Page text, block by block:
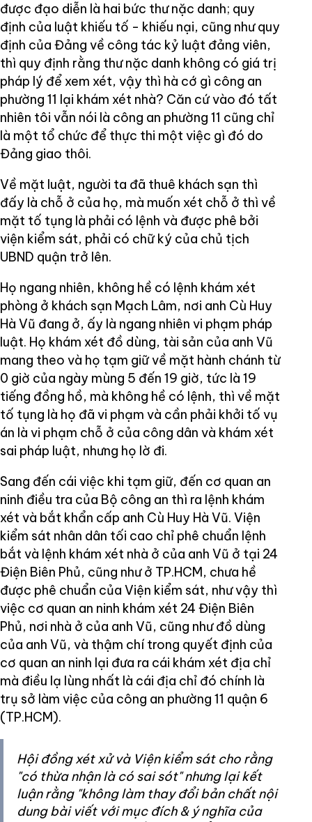
được đạo diễn là hai bức thư nặc danh; quy
định của luật khiếu tố - khiếu nại, cũng như quy
định của Đảng về công tác kỷ luật đảng viên,
thì quy định rằng thư nặc danh không có giá trị
pháp lý để xem xét, vậy thì hà cớ gì công an
phường 11 lại khám xét nhà? Căn cứ vào đó tất
nhiên tôi vẫn nói là công an phường 11 cũng chỉ
là một tổ chức để thực thi một việc gì đó do
Đảng giao thôi.
Về mặt luật, người ta đã thuê khách sạn thì
đấy là chỗ ở của họ, mà muốn xét chỗ ở thì về
mặt tố tụng là phải có lệnh và được phê bởi
viện kiểm sát, phải có chữ ký của chủ tịch
UBND quận trở lên.
Họ ngang nhiên, không hề có lệnh khám xét
phòng ở khách sạn Mạch Lâm, nơi anh Cù Huy
Hà Vũ đang ở, ấy là ngang nhiên vi phạm pháp
luật. Họ khám xét đồ dùng, tài sản của anh Vũ
mang theo và họ tạm giữ về mặt hành chánh từ
0 giờ của ngày mùng 5 đến 19 giờ, tức là 19
tiếng đồng hồ, mà không hề có lệnh, thì về mặt
tố tụng là họ đã vi phạm và cần phải khởi tố vụ
án là vi phạm chỗ ở của công dân và khám xét
sai pháp luật, nhưng họ lờ đi.
Sang đến cái việc khi tạm giữ, đến cơ quan an
ninh điều tra của Bộ công an thì ra lệnh khám
xét và bắt khẩn cấp anh Cù Huy Hà Vũ. Viện
kiểm sát nhân dân tối cao chỉ phê chuẩn lệnh
bắt và lệnh khám xét nhà ở của anh Vũ ở tại 24
Điện Biên Phủ, cũng như ở TP.HCM, chưa hề
được phê chuẩn của Viện kiểm sát, như vậy thì
việc cơ quan an ninh khám xét 24 Điện Biên
Phủ, nơi nhà ở của anh Vũ, cũng như đồ dùng
của anh Vũ, và thậm chí trong quyết định của
cơ quan an ninh lại đưa ra cái khám xét địa chỉ
mà điều lạ lùng nhất là cái địa chỉ đó chính là
trụ sở làm việc của công an phường 11 quận 6
(TP.HCM).
Hội đồng xét xử và Viện kiểm sát cho rằng
"có thừa nhận là có sai sót" nhưng lại kết
luận rằng "không làm thay đổi bản chất nội
dung bài viết với mục đích & ý nghĩa của